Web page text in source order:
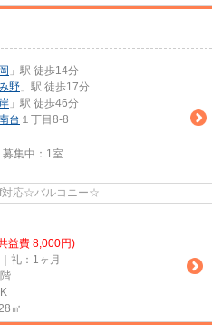
」駅 徒歩14分
野 」駅 徒歩17分
」駅 徒歩46分
台 １丁目8-8
集中： 1室
応☆バルコニー☆
益費 8,000円)
礼：1ヶ月
㎡